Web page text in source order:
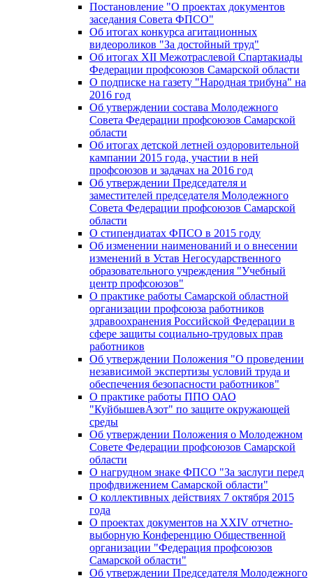
Постановление "О проектах документов
заседания Совета ФПСО"
Об итогах конкурса агитационных
видеороликов "За достойный труд"
Об итогах XII Межотраслевой Спартакиады
Федерации профсоюзов Самарской области
О подписке на газету "Народная трибуна" на
2016 год
Об утверждении состава Молодежного
Совета Федерации профсоюзов Самарской
области
Об итогах детской летней оздоровительной
кампании 2015 года, участии в ней
профсоюзов и задачах на 2016 год
Об утверждении Председателя и
заместителей председателя Молодежного
Совета Федерации профсоюзов Самарской
области
О стипендиатах ФПСО в 2015 году
Об изменении наименований и о внесении
изменений в Устав Негосударственного
образовательного учреждения "Учебный
центр профсоюзов"
О практике работы Самарской областной
организации профсоюза работников
здравоохранения Российской Федерации в
сфере защиты социально-трудовых прав
работников
Об утверждении Положения "О проведении
независимой экспертизы условий труда и
обеспечения безопасности работников"
О практике работы ППО ОАО
"КуйбышевАзот" по защите окружающей
среды
Об утверждении Положения о Молодежном
Совете Федерации профсоюзов Самарской
области
О нагрудном знаке ФПСО "За заслуги перед
профдвижением Самарской области"
О коллективных действиях 7 октября 2015
года
О проектах документов на XXIV отчетно-
выборную Конференцию Общественной
организации "Федерация профсоюзов
Самарской области"
Об утверждении Председателя Молодежного